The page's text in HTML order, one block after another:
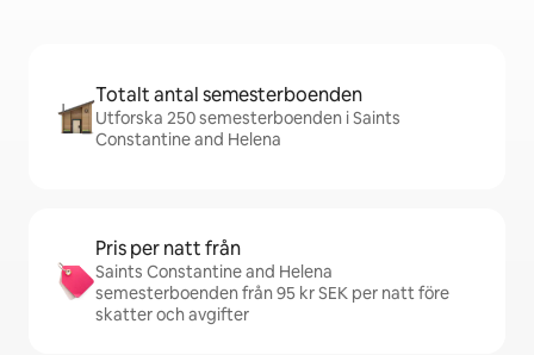
Totalt antal semesterboenden
Utforska 250 semesterboenden i Saints
Constantine and Helena
Pris per natt från
Saints Constantine and Helena
semesterboenden från 95 kr SEK per natt före
skatter och avgifter